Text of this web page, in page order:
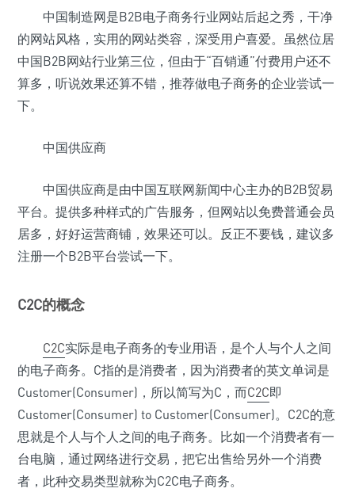
中国制造网是B2B电子商务行业网站后起之秀，干净
的网站风格，实用的网站类容，深受用户喜爱。虽然位居
中国B2B网站行业第三位，但由于“百销通”付费用户还不
算多，听说效果还算不错，推荐做电子商务的企业尝试一
下。
中国供应商
中国供应商是由中国互联网新闻中心主办的B2B贸易
平台。提供多种样式的广告服务，但网站以免费普通会员
居多，好好运营商铺，效果还可以。反正不要钱，建议多
注册一个B2B平台尝试一下。
C2C的概念
C2C实际是电子商务的专业用语，是个人与个人之间
的电子商务。C指的是消费者，因为消费者的英文单词是
Customer(Consumer)，所以简写为C，而C2C即
Customer(Consumer) to Customer(Consumer)。C2C的意
思就是个人与个人之间的电子商务。比如一个消费者有一
台电脑，通过网络进行交易，把它出售给另外一个消费
者，此种交易类型就称为C2C电子商务。